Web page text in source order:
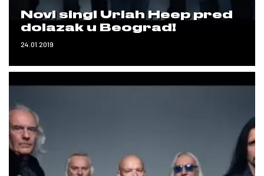
Novi singl Uriah Heep pred
dolazak u Beograd!
24.01.2019